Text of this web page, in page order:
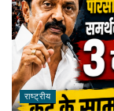
राष्ट्रीय